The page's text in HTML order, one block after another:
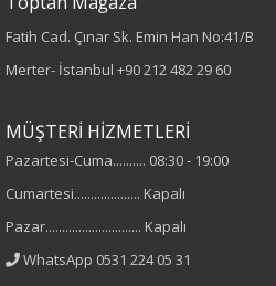
Kumaş Tipi
Dokuma
Desen
Düz
Kumaş
%70 Pamuk
Fatih Cad. Çınar Sk. Emin Han No:41/B
Merter- İstanbul +90 212 482 29 60
MÜŞTERİ HİZMETLERİ
Pazartesi-Cuma.......... 08:30 - 19:00
Cumartesi.................... Kapalı
Pazar............................. Kapalı
WhatsApp 0531 224 05 31